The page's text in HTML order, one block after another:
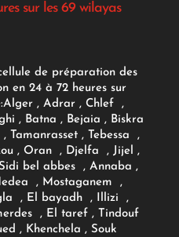
sur les 69 wilayas
de préparation des
en 24 à 72 heures sur
Alger , Adrar, Chlef ,
, Batna , Bejaia , Biskra
, Tebessa ,
, Oran , Djelfa , Jijel ,
bel abbes , Annaba ,
, Mostaganem ,
, El bayadh , Illizi ,
, El taref , Tindouf
, Khenchela , Souk